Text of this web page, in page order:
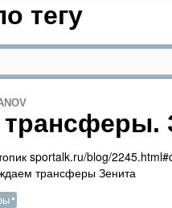
тегу
трансферы.
sportalk.ru/blog/
трансферы Зенита